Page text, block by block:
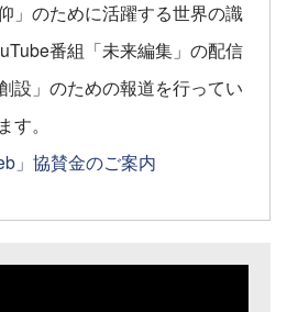
」のために活躍する世界の識
番組「未来編集」の配信
設」のための報道を行ってい
す。
」協賛金のご案内